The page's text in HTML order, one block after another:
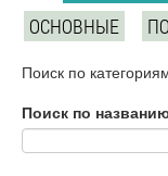
ОСНОВНЫЕ
Поиск по
Поиск по